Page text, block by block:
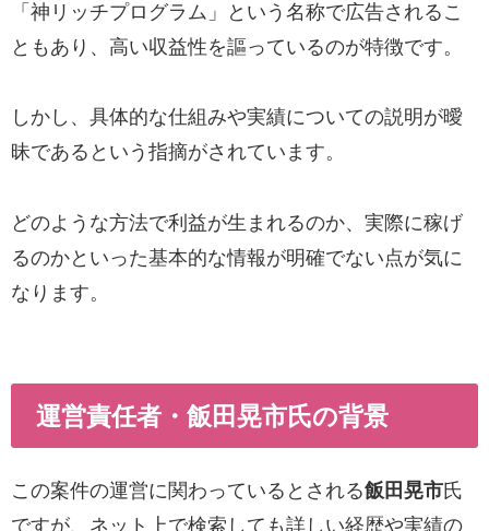
「神リッチプログラム」という名称で広告されるこ
ともあり、高い収益性を謳っているのが特徴です。
しかし、具体的な仕組みや実績についての説明が曖
昧であるという指摘がされています。
どのような方法で利益が生まれるのか、実際に稼げ
るのかといった基本的な情報が明確でない点が気に
なります。
運営責任者・飯田晃市氏の背景
この案件の運営に関わっているとされる飯田晃市氏
ですが、ネット上で検索しても詳しい経歴や実績の